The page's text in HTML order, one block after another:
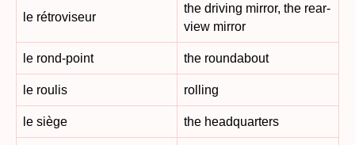
le rétroviseur
the driving mirror, the rear-
view mirror
le rond-point the roundabout
le roulis rolling
le siège the headquarters